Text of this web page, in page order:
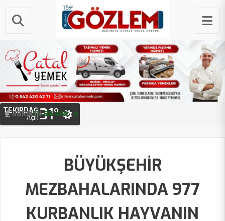
STERLIN 64.48 ₺
TEKIRDAĞ
Açık31°
BÜYÜKŞEHİR
MEZBAHALARINDA 977
KURBANLIK HAYVANIN